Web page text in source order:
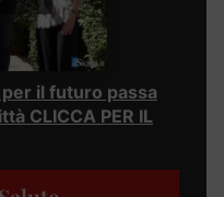
per il futuro passa
CLICCA PER IL